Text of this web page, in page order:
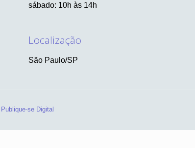
sábado: 10h às 14h
Localização
São Paulo/SP
Publique-se Digital